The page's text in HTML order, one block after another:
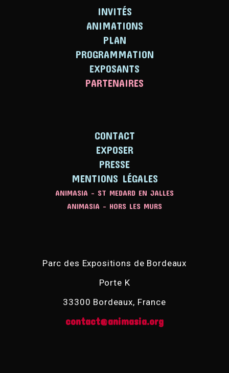
INVITÉS
ANIMATIONS
PLAN
PROGRAMMATION
EXPOSANTS
PARTENAIRES
CONTACT
EXPOSER
PRESSE
MENTIONS LÉGALES
ANIMASIA - ST MEDARD EN JALLES
ANIMASIA - HORS LES MURS
Parc des Expositions de Bordeaux
Porte K
33300 Bordeaux, France
contact@animasia.org